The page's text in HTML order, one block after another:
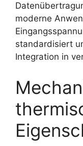
moderne
standardisiert
Integration in